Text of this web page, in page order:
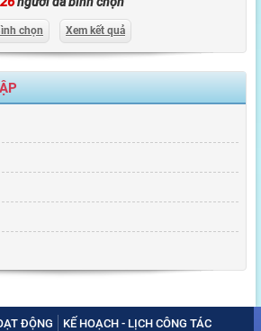
chọn Xem kết quả
ĐỘNG KẾ HOẠCH - LỊCH CÔNG TÁC